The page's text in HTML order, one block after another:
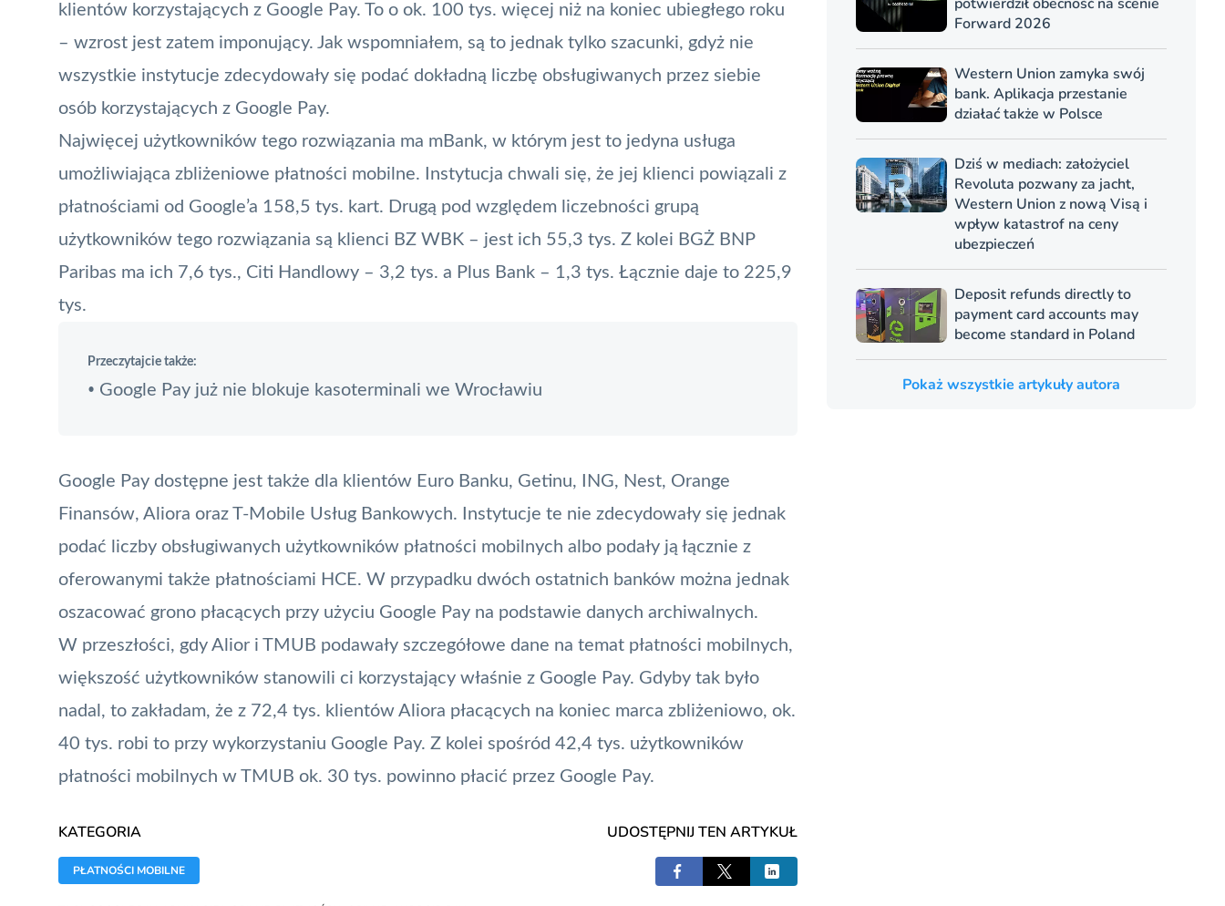
klientów korzystających z Google Pay. To o ok. 100 tys. więcej niż na koniec ubiegłego roku
– wzrost jest zatem imponujący. Jak wspomniałem, są to jednak tylko szacunki, gdyż nie
wszystkie instytucje zdecydowały się podać dokładną liczbę obsługiwanych przez siebie
osób korzystających z Google Pay.
Najwięcej użytkowników tego rozwiązania ma mBank, w którym jest to jedyna usługa
umożliwiająca zbliżeniowe płatności mobilne. Instytucja chwali się, że jej klienci powiązali z
płatnościami od Google’a 158,5 tys. kart. Drugą pod względem liczebności grupą
użytkowników tego rozwiązania są klienci BZ WBK – jest ich 55,3 tys. Z kolei BGŻ BNP
Paribas ma ich 7,6 tys., Citi Handlowy – 3,2 tys. a Plus Bank – 1,3 tys. Łącznie daje to 225,9
tys.
Przeczytajcie także:
• Google Pay już nie blokuje kasoterminali we Wrocławiu
Google Pay dostępne jest także dla klientów Euro Banku, Getinu, ING, Nest, Orange
Finansów, Aliora oraz T-Mobile Usług Bankowych. Instytucje te nie zdecydowały się jednak
podać liczby obsługiwanych użytkowników płatności mobilnych albo podały ją łącznie z
oferowanymi także płatnościami HCE. W przypadku dwóch ostatnich banków można jednak
oszacować grono płacących przy użyciu Google Pay na podstawie danych archiwalnych.
W przeszłości, gdy Alior i TMUB podawały szczegółowe dane na temat płatności mobilnych,
większość użytkowników stanowili ci korzystający właśnie z Google Pay. Gdyby tak było
nadal, to zakładam, że z 72,4 tys. klientów Aliora płacących na koniec marca zbliżeniowo, ok.
40 tys. robi to przy wykorzystaniu Google Pay. Z kolei spośród 42,4 tys. użytkowników
płatności mobilnych w TMUB ok. 30 tys. powinno płacić przez Google Pay.
KATEGORIA
PŁATNOŚCI MOBILNE
UDOSTĘPNIJ TEN ARTYKUŁ
potwierdził obecność na scenie
Forward 2026
Western Union zamyka swój
bank. Aplikacja przestanie
działać także w Polsce
Dziś w mediach: założyciel
Revoluta pozwany za jacht,
Western Union z nową Visą i
wpływ katastrof na ceny
ubezpieczeń
Deposit refunds directly to
payment card accounts may
become standard in Poland
Pokaż wszystkie artykuły autora